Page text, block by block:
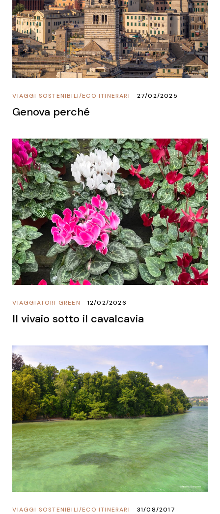
ECO ITINERARI
/
VIAGGI SOSTENIBILI 27/02/2025
Genova perché
VIAGGIATORI GREEN 12/02/2026
Il vivaio sotto il cavalcavia
ECO ITINERARI
/
VIAGGI SOSTENIBILI 31/08/2017